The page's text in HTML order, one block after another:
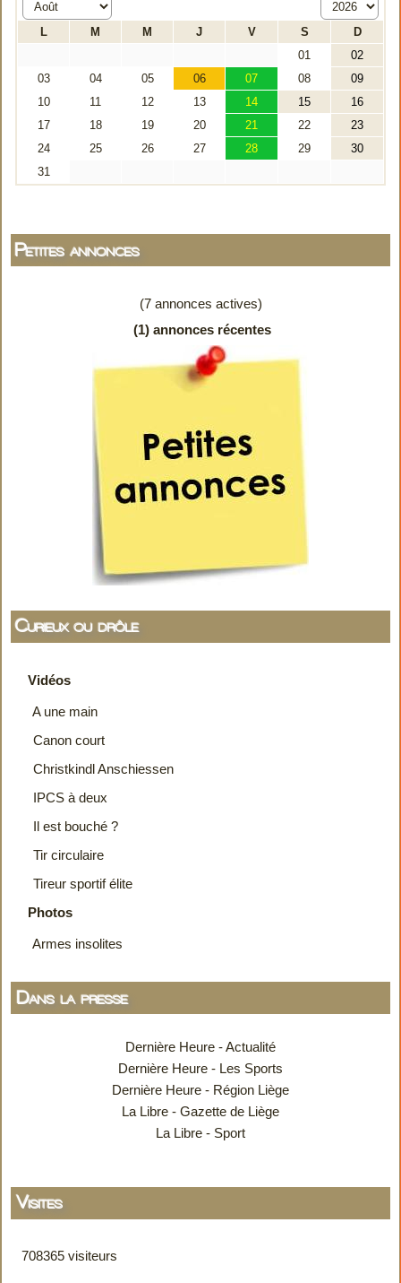
Petites annonces
(7 annonces actives)
(1) annonces récentes
Curieux ou drôle
Vidéos
A une main
Canon court
Christkindl Anschiessen
IPCS à deux
Il est bouché ?
Tir circulaire
Tireur sportif élite
Photos
Armes insolites
Dans la presse
Dernière Heure - Actualité
Dernière Heure - Les Sports
Dernière Heure - Région Liège
La Libre - Gazette de Liège
La Libre - Sport
Visites
708365 visiteurs